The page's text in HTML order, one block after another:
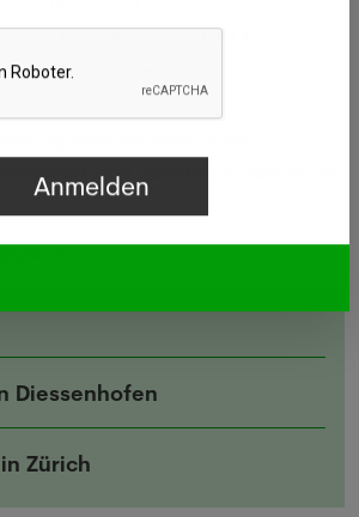
zugelassen.
sind gesetzlich geschützt.
Diessenhofen
Zürich